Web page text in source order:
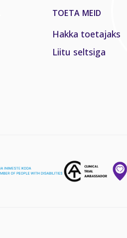
TOETA MEID
Hakka toetajaks
Liitu seltsiga